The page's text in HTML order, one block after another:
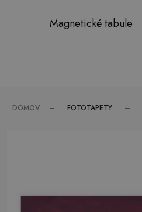
Magnetické tabule
DOMOV FOTOTAPETY